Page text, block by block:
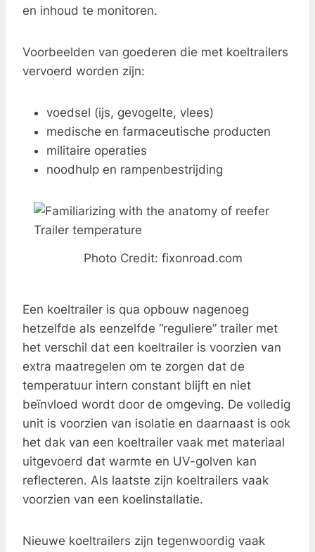
en inhoud te monitoren.
Voorbeelden van goederen die met koeltrailers
vervoerd worden zijn:
voedsel (ijs, gevogelte, vlees)
medische en farmaceutische producten
militaire operaties
noodhulp en rampenbestrijding
Photo Credit: fixonroad.com
Een koeltrailer is qua opbouw nagenoeg
hetzelfde als eenzelfde “reguliere” trailer met
het verschil dat een koeltrailer is voorzien van
extra maatregelen om te zorgen dat de
temperatuur intern constant blijft en niet
beïnvloed wordt door de omgeving. De volledig
unit is voorzien van isolatie en daarnaast is ook
het dak van een koeltrailer vaak met materiaal
uitgevoerd dat warmte en UV-golven kan
reflecteren. Als laatste zijn koeltrailers vaak
voorzien van een koelinstallatie.
Nieuwe koeltrailers zijn tegenwoordig vaak